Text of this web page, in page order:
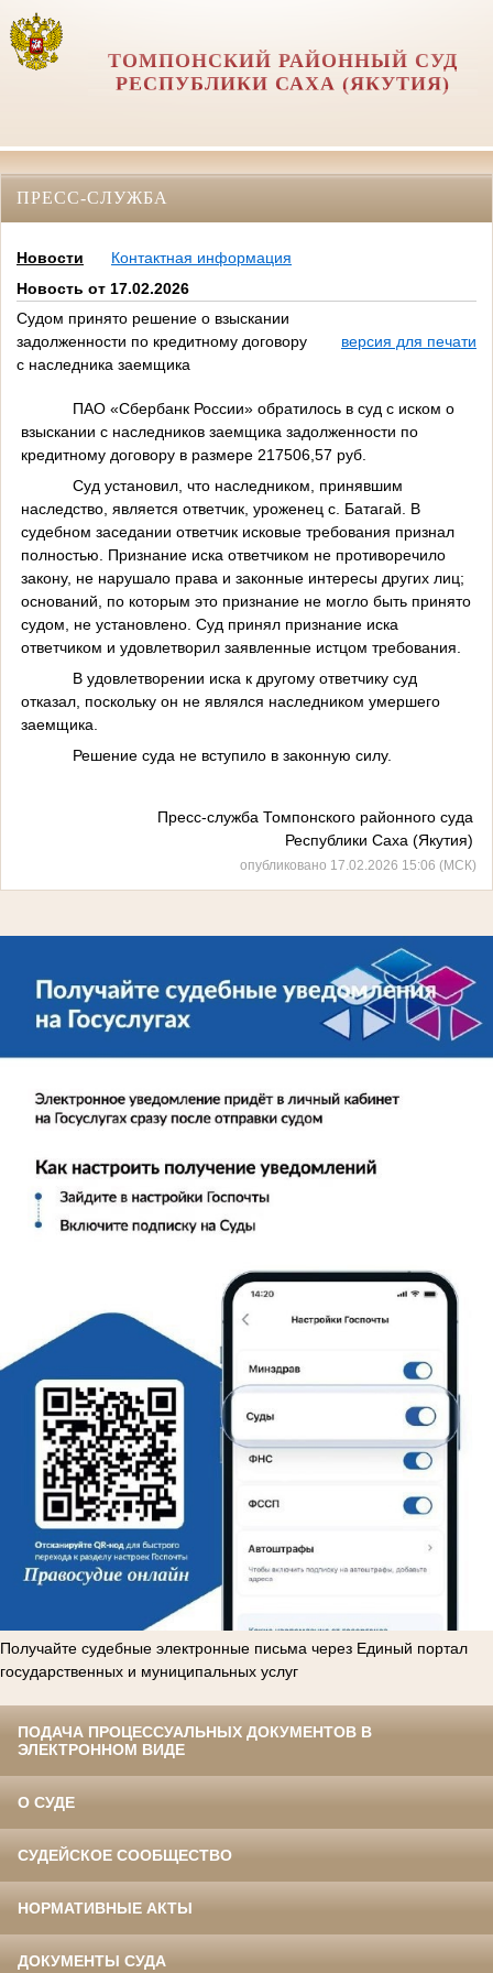
ТОМПОНСКИЙ РАЙОННЫЙ СУД
РЕСПУБЛИКИ САХА (ЯКУТИЯ)
ПРЕСС-СЛУЖБА
Новости
Контактная информация
Новость от 17.02.2026
Судом принято решение о взыскании
задолженности по кредитному договору
с наследника заемщика
версия для печати
ПАО «Сбербанк России» обратилось в суд с иском о
взыскании с наследников заемщика задолженности по
кредитному договору в размере 217506,57 руб.
Суд установил, что наследником, принявшим
наследство, является ответчик, уроженец с. Батагай. В
судебном заседании ответчик исковые требования признал
полностью. Признание иска ответчиком не противоречило
закону, не нарушало права и законные интересы других лиц;
оснований, по которым это признание не могло быть принято
судом, не установлено. Суд принял признание иска
ответчиком и удовлетворил заявленные истцом требования.
В удовлетворении иска к другому ответчику суд
отказал, поскольку он не являлся наследником умершего
заемщика.
Решение суда не вступило в законную силу.
Пресс-служба Томпонского районного суда
Республики Саха (Якутия)
опубликовано 17.02.2026 15:06 (МСК)
Получайте судебные электронные письма через Единый портал
государственных и муниципальных услуг
ПОДАЧА ПРОЦЕССУАЛЬНЫХ ДОКУМЕНТОВ В
ЭЛЕКТРОННОМ ВИДЕ
О СУДЕ
СУДЕЙСКОЕ СООБЩЕСТВО
НОРМАТИВНЫЕ АКТЫ
ДОКУМЕНТЫ СУДА